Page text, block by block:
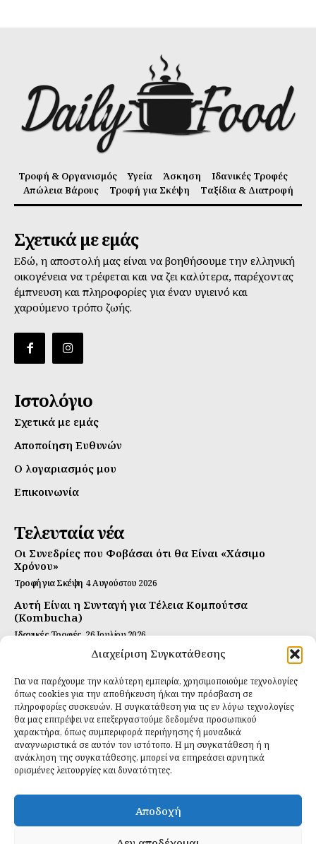
Διαχείριση Συγκατάθεσης
Για να παρέχουμε την καλύτερη εμπειρία, χρησιμοποιούμε τεχνολογίες
όπως cookies για την αποθήκευση ή/και την πρόσβαση σε
πληροφορίες συσκευών. Η συγκατάθεση για τις εν λόγω τεχνολογίες
θα μας επιτρέψει να επεξεργαστούμε δεδομένα προσωπικού
χαρακτήρα, όπως συμπεριφορά περιήγησης ή μοναδικά
αναγνωριστικά σε αυτόν τον ιστότοπο. Η μη συγκατάθεση ή η
ανάκληση της συγκατάθεσης, μπορεί να επηρεάσει αρνητικά
ορισμένες λειτουργίες και δυνατότητες.
Αποδοχή
Τροφή & Οργανισμός Υγεία Άσκηση
Ιδανικές Τροφές
Απώλεια Βάρους
Τροφή για Σκέψη Ταξίδια & Διατροφή
Σχετικά με εμάς
Εδώ, η αποστολή μας είναι να βοηθήσουμε την ελληνική
οικογένεια να τρέφεται και να ζει καλύτερα, παρέχοντας
έμπνευση και πληροφορίες για έναν υγιεινό και
χαρούμενο τρόπο ζωής.
Ιστολόγιο
Σχετικά με εμάς
Αποποίηση Ευθυνών
Ο λογαριασμός μου
Επικοινωνία
Τελευταία νέα
Οι Συνεδρίες που Φοβάσαι ότι θα Είναι «Χάσιμο
Χρόνου»
Τροφή για Σκέψη 4 Αυγούστου 2026
Αυτή Είναι η Συνταγή για Τέλεια Κομπούτσα
(Kombucha)
Ιδανικές Τροφές 26 Ιουλίου 2026
Η Κρυφή Αλήθεια για τα Υπερ-επεξεργασμένα
Ιδανικές Τροφές 2 Απριλίου 2026
Εγγραφείτε
ΕΓΓΡΑΦΉ
Έχω διαβάσει και δέχομαι τηνπολιτική απορρήτου